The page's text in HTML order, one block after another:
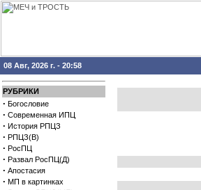
08 Авг, 2026 г. - 20:58
РУБРИКИ
· Богословие
· Современная ИПЦ
· История РПЦЗ
· РПЦЗ(В)
· РосПЦ
· Развал РосПЦ(Д)
· Апостасия
· МП в картинках